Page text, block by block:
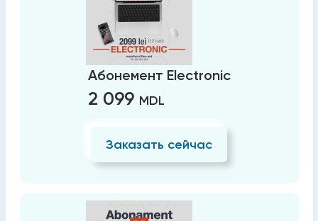
Абонемент Electronic
2 099 MDL
Заказать сейчас